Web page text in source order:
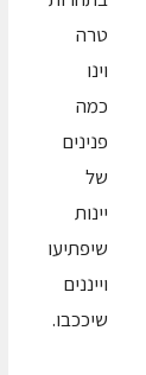
טרה
וינו
כמה
פנינים
של
יינות
שיפתיעו
וייננים
שיככבו.